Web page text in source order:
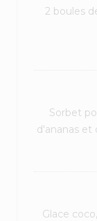
2 boules
Sorbet
d'ananas et
Glace